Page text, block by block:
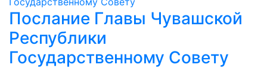
Послание Главы Чувашской
Республики
Государственному Совету